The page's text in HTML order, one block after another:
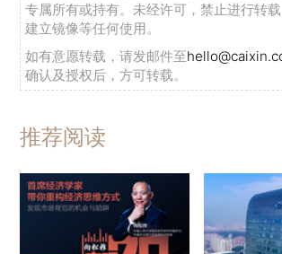
专属所有或持有。未经许可，禁止进行转
建立镜像等任何使用。
如有意愿转载，请发邮件至
确认及授权后，方可转载。
推荐阅读